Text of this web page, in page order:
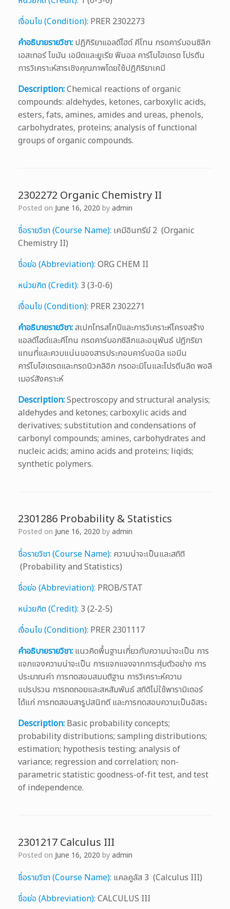
เงื่อนไข (Condition): PRER 2302273
คำอธิบายรายวิชา: ปฏิกิริยาแอลดีไฮด์ คีโทน กรดคาร์บอนซิลิก
เอสเทอร์ ไขมัน เอมีดและยูเรีย ฟีนอล คาร์โบไฮเดรต โปรตีน
การวิเคราะห์สารเชิงคุณภาพโดยใช้ปฏิกิริยาเคมี
Description:Chemical reactions of organic
compounds: aldehydes, ketones, carboxylic acids,
esters, fats, amines, amides and ureas, phenols,
carbohydrates, proteins; analysis of functional
groups of organic compounds.
2302272 Organic Chemistry II
Posted on June 16, 2020 byadmin
ชื่อรายวิชา (Course Name): เคมีอินทรีย์ 2 (Organic
Chemistry II)
ชื่อย่อ (Abbreviation): ORG CHEM II
หน่วยกิต (Credit): 3 (3-0-6)
เงื่อนไข (Condition): PRER 2302271
คำอธิบายรายวิชา:สเปกโทรสโกปีและการวิเคราะห์โครงสร้าง
แอลดีไฮด์และคีโทน กรดคาร์บอกซิลิกและอนุพันธ์ ปฎิกริยา
แทนที่และควบแน่นของสารประกอบคาร์บอนิล แอมีน
คาร์โบไฮเดรตและกรดนิวคลิอิก กรดอะมิโนและโปรตีนลิด พอลิ
เมอร์สังคราะห์
Description:Spectroscopy and structural analysis;
aldehydes and ketones; carboxylic acids and
derivatives; substitution and condensations of
carbonyl compounds; amines, carbohydrates and
nucleic acids; amino acids and proteins; liqids;
synthetic polymers.
2301286 Probability & Statistics
Posted on June 16, 2020 byadmin
ชื่อรายวิชา (Course Name): ความน่าจะเป็นและสถิติ
(Probability and Statistics)
ชื่อย่อ (Abbreviation): PROB/STAT
หน่วยกิต (Credit): 3 (2-2-5)
เงื่อนไข (Condition): PRER 2301117
คำอธิบายรายวิชา: แนวคิดพื้นฐานเกี่ยวกับความน่าจะเป็น การ
แจกแจงความน่าจะเป็น การแจกแจงจากการสุ่มตัวอย่าง การ
ประมาณค่า การทดสอบสมมติฐาน การวิเคราะห์ความ
แปรปรวน การถดถอยและสหสัมพันธ์ สถิติไม่ใช้พารามิเตอร์
ได้แก่ การทดสอบสารูปสนิทดี และการทดสอบความเป็นอิสระ
Description: Basic probability concepts;
probability distributions; sampling distributions;
estimation; hypothesis testing; analysis of
variance; regression and correlation; non-
parametric statistic: goodness-of-fit test, and test
of independence.
2301217 Calculus III
Posted on June 16, 2020 byadmin
ชื่อรายวิชา (Course Name): แคลคูลัส 3 (Calculus III)
ชื่อย่อ (Abbreviation): CALCULUS III